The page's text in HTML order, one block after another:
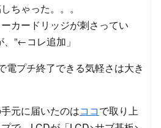
ちゃった。。。
ーカードリッジが刺さってい
”←コレ追加」
電プチ終了できる気軽さは大き
元に届いたのはココで取り上